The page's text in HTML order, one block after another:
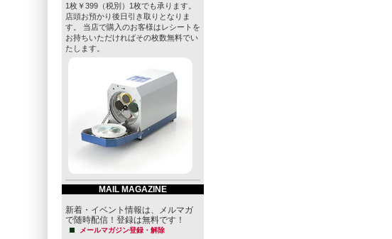
1枚￥399（税別）1枚でも承ります。
店頭お預かり後日引き取りとなりま
す。 当店で購入のお客様はレシートを
お持ちいただければその枚数無料でい
たします。
MAIL MAGAZINE
新着・イベント情報は、メルマガ
で随時配信！登録は無料です！
メールマガジン登録・解除